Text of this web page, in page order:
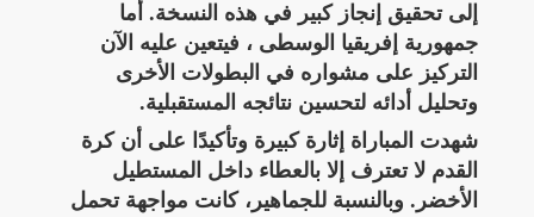
إلى تحقيق إنجاز كبير في هذه النسخة. أما
جمهورية إفريقيا الوسطى ، فيتعين عليه الآن
التركيز على مشواره في البطولات الأخرى
وتحليل أدائه لتحسين نتائجه المستقبلية.
شهدت المباراة إثارة كبيرة وتأكيدًا على أن كرة
القدم لا تعترف إلا بالعطاء داخل المستطيل
الأخضر. وبالنسبة للجماهير، كانت مواجهة تحمل